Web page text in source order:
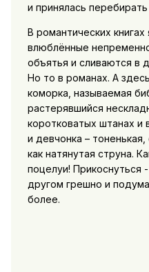
и принялась
В романтических книгах
влюблённые
объятья и сливаются в
Но то в романах. А
коморка, называемая
растерявшийся
коротковатых штанах и
и девчонка –
как натянутая струна.
поцелуи! Прикоснуться
другом грешно и
более.